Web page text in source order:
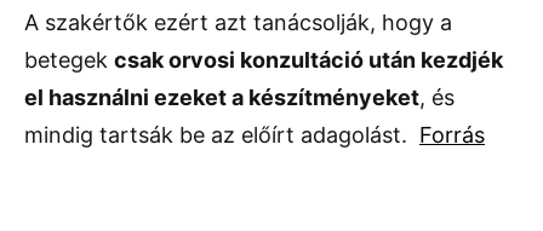
A szakértők ezért azt tanácsolják, hogy a
betegek csak orvosi konzultáció után kezdjék
el használni ezeket a készítményeket, és
mindig tartsák be az előírt adagolást. Forrás